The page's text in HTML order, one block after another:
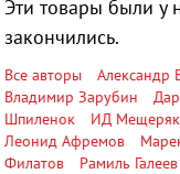
Эти товары были у
закончились.
Все авторы Александр
Владимир Зарубин
Шпиленок
ИД
Леонид Афремов
Филатов
Рамиль Галеев